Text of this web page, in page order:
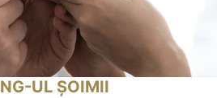
UL ȘOIMII